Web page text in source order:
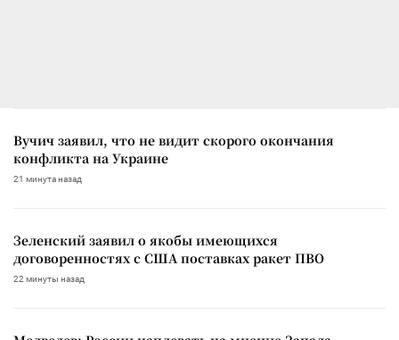
Вучич заявил, что не видит скорого окончания
конфликта на Украине
21 минута назад
Зеленский заявил о якобы имеющихся
договоренностях с США поставках ракет ПВО
22 минуты назад